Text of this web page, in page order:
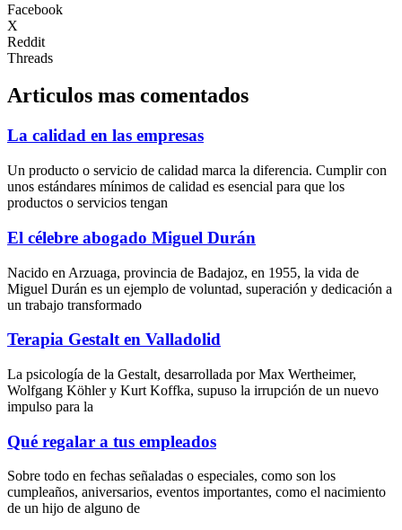
Facebook
X
Reddit
Threads
Articulos mas comentados
La calidad en las empresas
Un producto o servicio de calidad marca la diferencia. Cumplir con
unos estándares mínimos de calidad es esencial para que los
productos o servicios tengan
El célebre abogado Miguel Durán
Nacido en Arzuaga, provincia de Badajoz, en 1955, la vida de
Miguel Durán es un ejemplo de voluntad, superación y dedicación a
un trabajo transformado
Terapia Gestalt en Valladolid
La psicología de la Gestalt, desarrollada por Max Wertheimer,
Wolfgang Köhler y Kurt Koffka, supuso la irrupción de un nuevo
impulso para la
Qué regalar a tus empleados
Sobre todo en fechas señaladas o especiales, como son los
cumpleaños, aniversarios, eventos importantes, como el nacimiento
de un hijo de alguno de